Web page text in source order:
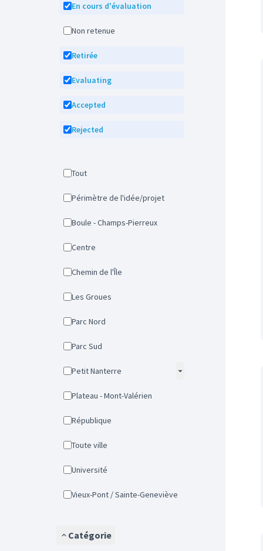
En cours d'évaluation
Non retenue
Retirée
Evaluating
Accepted
Rejected
Tout
Périmètre de l'idée/projet
Boule - Champs-Pierreux
Centre
Chemin de l'Île
Les Groues
Parc Nord
Parc Sud
Petit Nanterre
Plateau - Mont-Valérien
République
Toute ville
Université
Vieux-Pont / Sainte-Geneviève
Catégorie